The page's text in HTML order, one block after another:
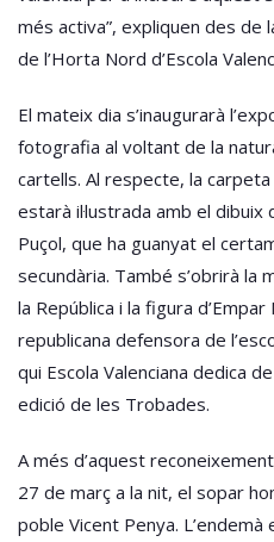
més activa”, expliquen des de
de l’Horta Nord d’Escola
El mateix dia s’inaugurarà
fotografia al voltant de la
cartells. Al respecte, la
estarà il·lustrada amb el dibuix
Puçol, que ha guanyat el
secundària. També s’obrirà
la República i la figura
republicana defensora de
qui Escola Valenciana dedica
edició de les Trobades.
A més d’aquest
27 de març a la nit, el sopar
poble Vicent Penya.